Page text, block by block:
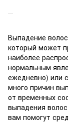
Выпадение
который может
наиболее
нормальным
ежедневно) или
много причин
от временных
выпадения
вам помогут